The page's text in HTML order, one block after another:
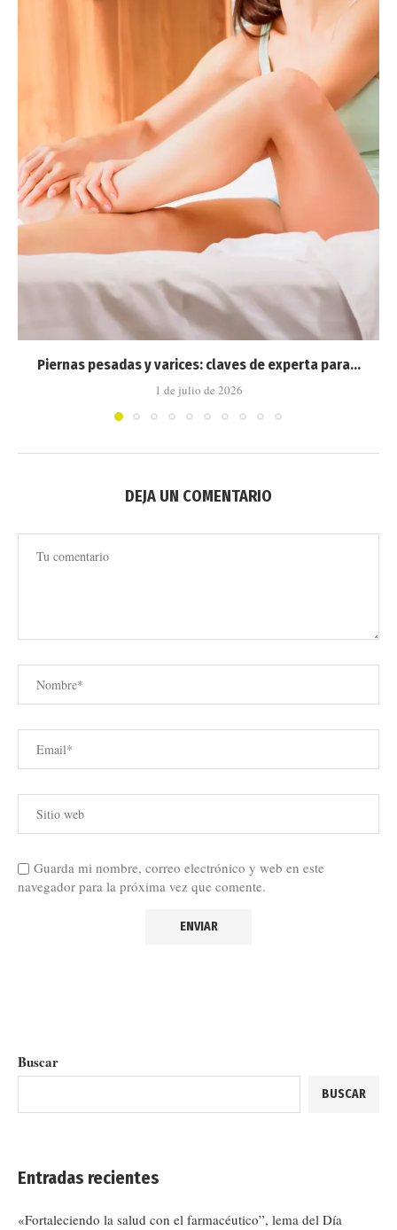
Piernas pesadas y varices: claves de experta para...
1 de julio de 2026
DEJA UN COMENTARIO
Guarda mi nombre, correo electrónico y web en este
navegador para la próxima vez que comente.
Buscar
BUSCAR
Entradas recientes
«Fortaleciendo la salud con el farmacéutico”, lema del Día